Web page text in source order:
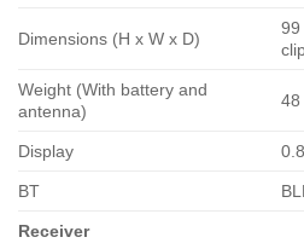
Dimensions (H x W x D)
99
Weight (With battery and
antenna)
48
Display
BT
Receiver